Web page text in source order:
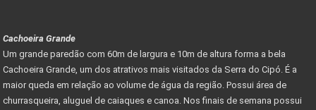
Cachoeira Grande
Um grande paredão com 60m de largura e 10m de altura forma a bela
Cachoeira Grande, um dos atrativos mais visitados da Serra do Cipó. É a
maior queda em relação ao volume de água da região. Possui área de
churrasqueira, aluguel de caiaques e canoa. Nos finais de semana possui